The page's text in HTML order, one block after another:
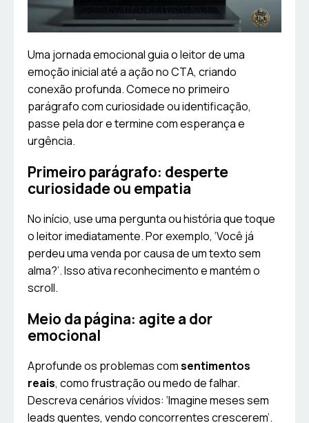
Uma jornada emocional guia o leitor de uma
emoção inicial até a ação no CTA, criando
conexão profunda. Comece no primeiro
parágrafo com curiosidade ou identificação,
passe pela dor e termine com esperança e
urgência.
Primeiro parágrafo: desperte
curiosidade ou empatia
No início, use uma pergunta ou história que toque
o leitor imediatamente. Por exemplo, ‘Você já
perdeu uma venda por causa de um texto sem
alma?’. Isso ativa reconhecimento e mantém o
scroll.
Meio da página: agite a dor
emocional
Aprofunde os problemas comsentimentos
reais, como frustração ou medo de falhar.
Descreva cenários vívidos: ‘Imagine meses sem
leads quentes, vendo concorrentes crescerem’.